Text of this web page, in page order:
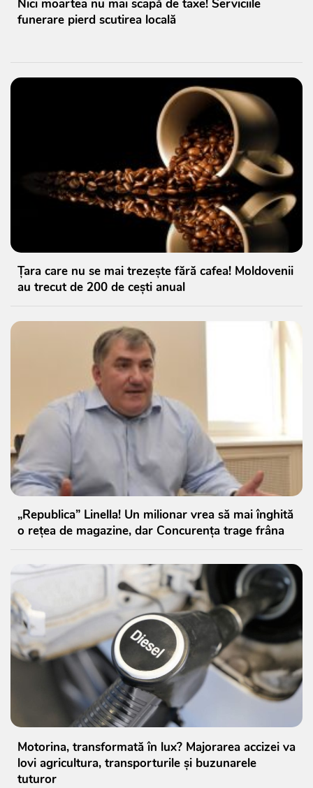
Nici moartea nu mai scapă de taxe! Serviciile
funerare pierd scutirea locală
Țara care nu se mai trezește fără cafea! Moldovenii
au trecut de 200 de cești anual
„Republica” Linella! Un milionar vrea să mai înghită
o rețea de magazine, dar Concurența trage frâna
Motorina, transformată în lux? Majorarea accizei va
lovi agricultura, transporturile și buzunarele
tuturor